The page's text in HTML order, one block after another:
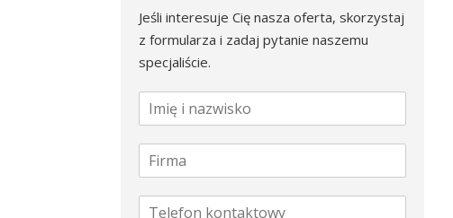
Jeśli interesuje Cię nasza oferta, skorzystaj
z formularza i zadaj pytanie naszemu
specjaliście.